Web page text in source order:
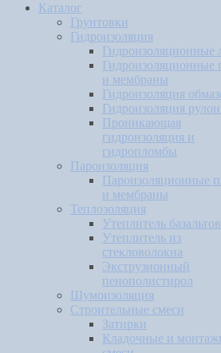
Каталог
Грунтовки
Гидроизоляция
Гидроизоляционные
Гидроизоляционные
и мембраны
Гидроизоляция
Гидроизоляция
Проникающая
гидроизоляция и
гидропломбы
Пароизоляция
Пароизоляционные
и мембраны
Теплозоляция
Утеплитель
Утеплитель из
стекловолокна
Экструзионный
пенополистирол
Шумоизоляция
Строительные смеси
Затирки
Кладочные и